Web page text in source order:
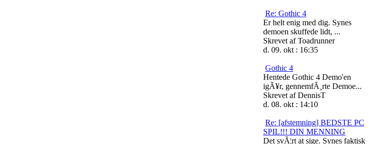
Re: Gothic 4
Er helt enig med dig. Synes
demoen skuffede lidt, ...
Skrevet af Toadrunner
d. 09. okt : 16:35
Gothic 4
Hentede Gothic 4 Demo'en
igÃ¥r, gennemfÃ¸rte Demoe...
Skrevet af DennisT
d. 08. okt : 14:10
Re: [afstemning] BEDSTE PC
SPIL!!! DIN MENNING
Det svÃ¦rt at sige. Synes faktisk